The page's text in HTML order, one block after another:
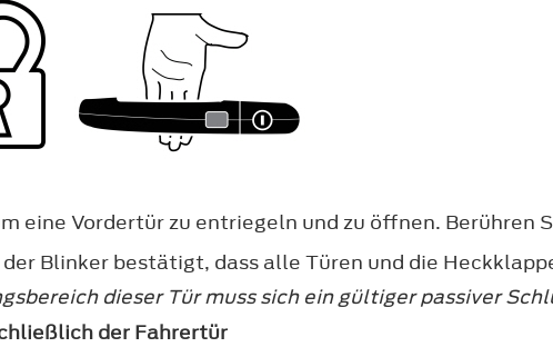
eine Vordertür zu entriegeln und zu öffnen. Berühren
Blinker bestätigt, dass alle Türen und die
dieser Tür muss sich ein gültiger passiver
der Fahrertür